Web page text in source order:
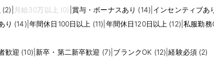
(2) 月給30万以上 (0) 賞与・ボーナスあり (14) インセンティブあ
り (14) 年間休日100日以上 (11) 年間休日120日以上 (12) |私服勤務
歓迎 (10) |新卒・第二新卒歓迎 (7) ブランクOK (12) |経験必須 (2)